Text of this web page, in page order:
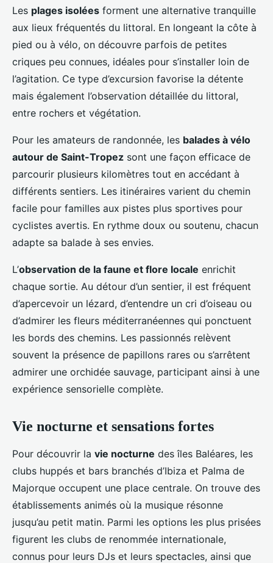
Les plages isolées forment une alternative tranquille
aux lieux fréquentés du littoral. En longeant la côte à
pied ou à vélo, on découvre parfois de petites
criques peu connues, idéales pour s’installer loin de
l’agitation. Ce type d’excursion favorise la détente
mais également l’observation détaillée du littoral,
entre rochers et végétation.
Pour les amateurs de randonnée, les balades à vélo
autour de Saint-Tropez sont une façon efficace de
parcourir plusieurs kilomètres tout en accédant à
différents sentiers. Les itinéraires varient du chemin
facile pour familles aux pistes plus sportives pour
cyclistes avertis. En rythme doux ou soutenu, chacun
adapte sa balade à ses envies.
L’observation de la faune et flore locale enrichit
chaque sortie. Au détour d’un sentier, il est fréquent
d’apercevoir un lézard, d’entendre un cri d’oiseau ou
d’admirer les fleurs méditerranéennes qui ponctuent
les bords des chemins. Les passionnés relèvent
souvent la présence de papillons rares ou s’arrêtent
admirer une orchidée sauvage, participant ainsi à une
expérience sensorielle complète.
Vie nocturne et sensations fortes
Pour découvrir la vie nocturne des îles Baléares, les
clubs huppés et bars branchés d’Ibiza et Palma de
Majorque occupent une place centrale. On trouve des
établissements animés où la musique résonne
jusqu’au petit matin. Parmi les options les plus prisées
figurent les clubs de renommée internationale,
connus pour leurs DJs et leurs spectacles, ainsi que